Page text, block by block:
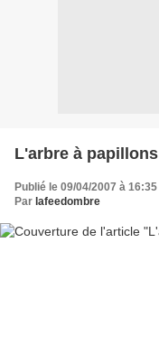
L'arbre à papillons
Publié le 09/04/2007 à 16:35
Par lafeedombre